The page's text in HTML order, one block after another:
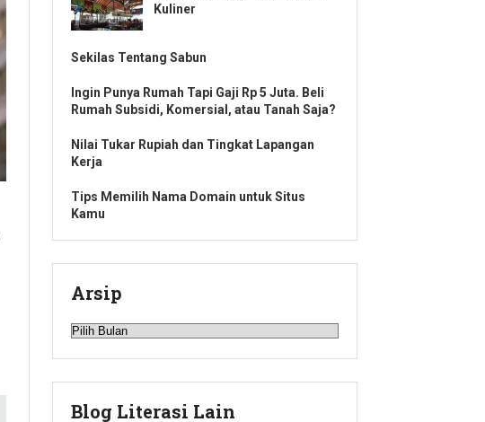
Kuliner
Sekilas Tentang Sabun
Ingin Punya Rumah Tapi Gaji Rp 5 Juta. Beli
Rumah Subsidi, Komersial, atau Tanah Saja?
Nilai Tukar Rupiah dan Tingkat Lapangan
Kerja
Tips Memilih Nama Domain untuk Situs
Kamu
Arsip
Arsip
Blog Literasi Lain